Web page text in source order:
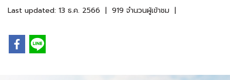
Last updated: 13 ธ.ค. 2566 | 919 จำนวนผู้เข้าชม |